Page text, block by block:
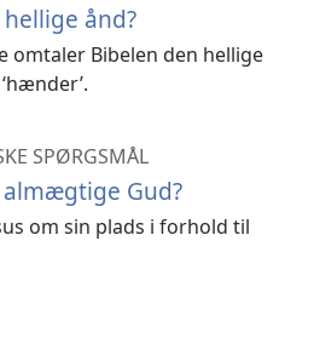
ånd?
omtaler Bibelen den hellige
SPØRGSMÅL
almægtige Gud?
om sin plads i forhold til